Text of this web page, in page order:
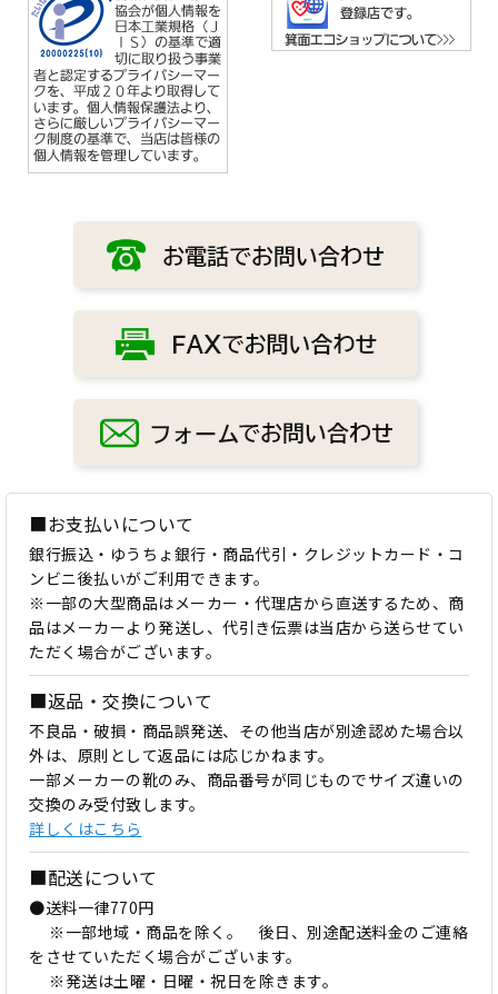
■お支払いについて
銀行振込・ゆうちょ銀行・商品代引・クレジットカード・コ
ンビニ後払いがご利用できます。
※一部の大型商品はメーカー・代理店から直送するため、商
品はメーカーより発送し、代引き伝票は当店から送らせてい
ただく場合がございます。
■返品・交換について
不良品・破損・商品誤発送、その他当店が別途認めた場合以
外は、原則として返品には応じかねます。
一部メーカーの靴のみ、商品番号が同じものでサイズ違いの
交換のみ受付致します。
詳しくはこちら
■配送について
●送料一律770円
※一部地域・商品を除く。 後日、別途配送料金のご連絡
をさせていただく場合がございます。
※発送は土曜・日曜・祝日を除きます。